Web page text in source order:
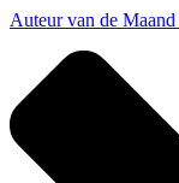
Auteur van de Maand